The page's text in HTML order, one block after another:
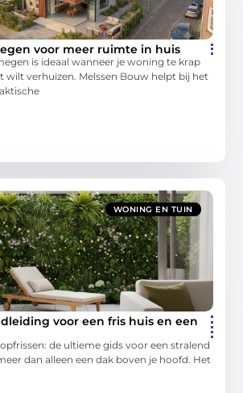
voor meer ruimte in huis
is ideaal wanneer je woning te krap
wilt verhuizen. Melssen Bouw helpt bij het
WONING EN TUIN
voor een fris huis en een
de ultieme gids voor een stralend
dan alleen een dak boven je hoofd. Het